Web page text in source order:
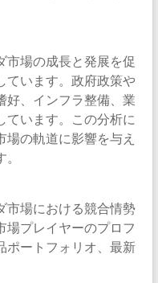
市場の成長と発展を促
ています。政府政策や
好、インフラ整備、業
ています。この分析に
場の軌道に影響を与え
市場における競合情勢
場プレイヤーのプロフ
ポートフォリオ、最新